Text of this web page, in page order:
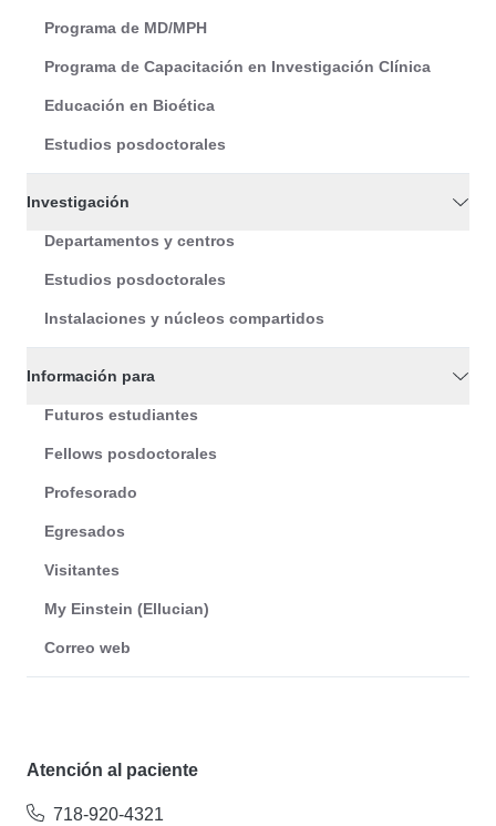
Programa de MD/MPH
Programa de Capacitación en Investigación Clínica
Educación en Bioética
Estudios posdoctorales
Investigación
Departamentos y centros
Estudios posdoctorales
Instalaciones y núcleos compartidos
Información para
Futuros estudiantes
Fellows posdoctorales
Profesorado
Egresados
Visitantes
My Einstein (Ellucian)
Correo web
Atención al paciente
718-920-4321